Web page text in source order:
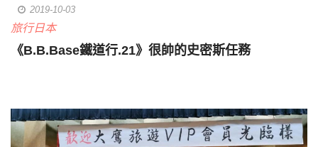
2019-10-03
旅行日本
《B.B.Base鐵道行.21》很帥的史密斯任務